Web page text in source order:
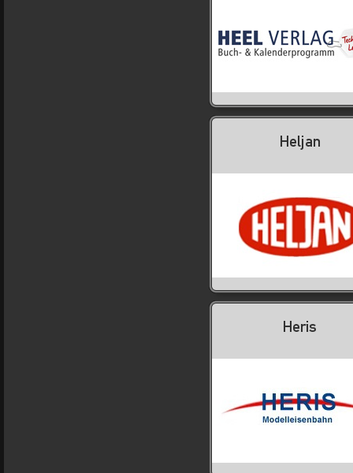
Heljan
Heris